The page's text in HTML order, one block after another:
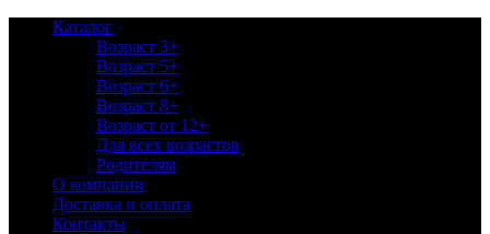
Каталог
Возраст 3+
Возраст 5+
Возраст 6+
Возраст 8+
Возраст от 12+
Для всех возрастов
Родителям
О компании
Доставка и оплата
Контакты